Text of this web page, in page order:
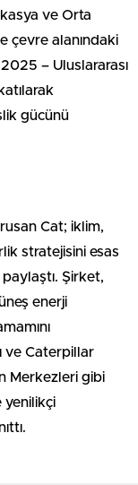
ve Orta
çevre alanındaki
– Uluslararası
gücünü
Cat; iklim,
stratejisini esas
Şirket,
enerji
ve Caterpillar
Merkezleri gibi
yenilikçi